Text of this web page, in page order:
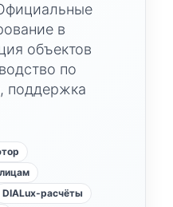
в
объектов
по
поддержка
DIALux-расчёты